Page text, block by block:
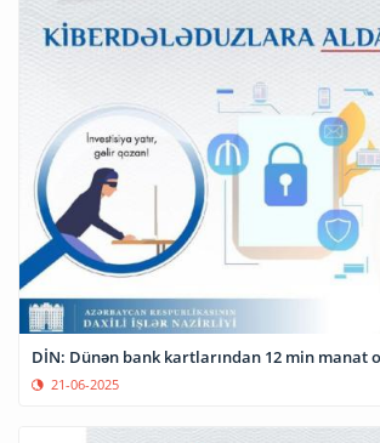
DİN: Dünən bank kartlarından 12 min manat
21-06-2025